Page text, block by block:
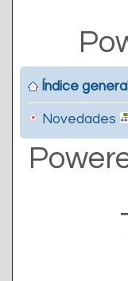
Índice general
Novedades